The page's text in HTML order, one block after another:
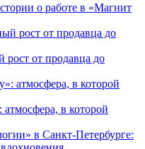
о работе в «Магнит
рост от продавца до
в которой